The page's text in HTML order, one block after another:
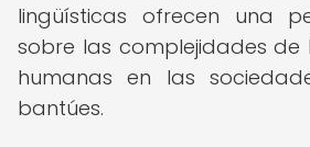
lingüísticas ofrecen una
sobre las complejidades de
humanas en las
bantúes.